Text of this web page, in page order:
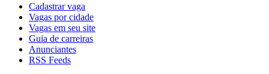
Cadastrar vaga
Vagas por cidade
Vagas em seu site
Guia de carreiras
Anunciantes
RSS Feeds